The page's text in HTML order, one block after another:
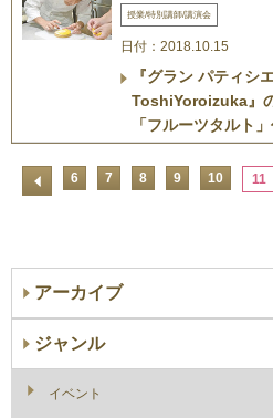
授業/特別講師/講演会
日付：2018.10.15
『グラン パティ
ToshiYoroizuka』
「フルーツタルト
6 7 8 9 10 11
アーカイブ
ジャンル
イベント